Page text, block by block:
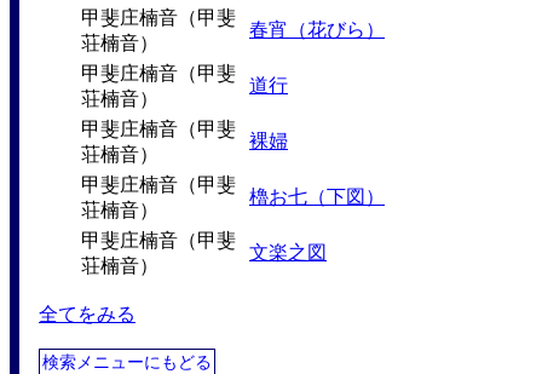
甲斐庄楠音（甲斐
荘楠音）
春宵（花びら）
甲斐庄楠音（甲斐
荘楠音）
道行
甲斐庄楠音（甲斐
荘楠音）
裸婦
甲斐庄楠音（甲斐
荘楠音）
櫓お七（下図）
甲斐庄楠音（甲斐
荘楠音）
文楽之図
全てをみる
検索メニューにもどる